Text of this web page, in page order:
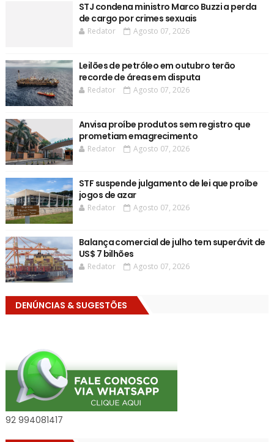
STJ condena ministro Marco Buzzi a perda
de cargo por crimes sexuais
Redator Agosto 07, 2026
Leilões de petróleo em outubro terão
recorde de áreas em disputa
Redator Agosto 07, 2026
Anvisa proíbe produtos sem registro que
prometiam emagrecimento
Redator Agosto 07, 2026
STF suspende julgamento de lei que proíbe
jogos de azar
Redator Agosto 07, 2026
Balança comercial de julho tem superávit de
US$ 7 bilhões
Redator Agosto 07, 2026
DENÚNCIAS & SUGESTÕES
92 994081417